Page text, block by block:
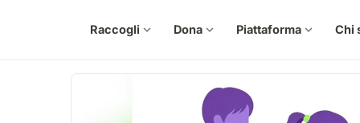
Raccogli expand_more Dona expand_more Piattaforma expand_more Chi